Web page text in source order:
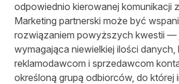
odpowiednio kierowanej komunikacji
Marketing partnerski może być
rozwiązaniem powyższych kwestii —
wymagająca niewielkiej ilości danych,
reklamodawcom i sprzedawcom
określoną grupą odbiorców, do której